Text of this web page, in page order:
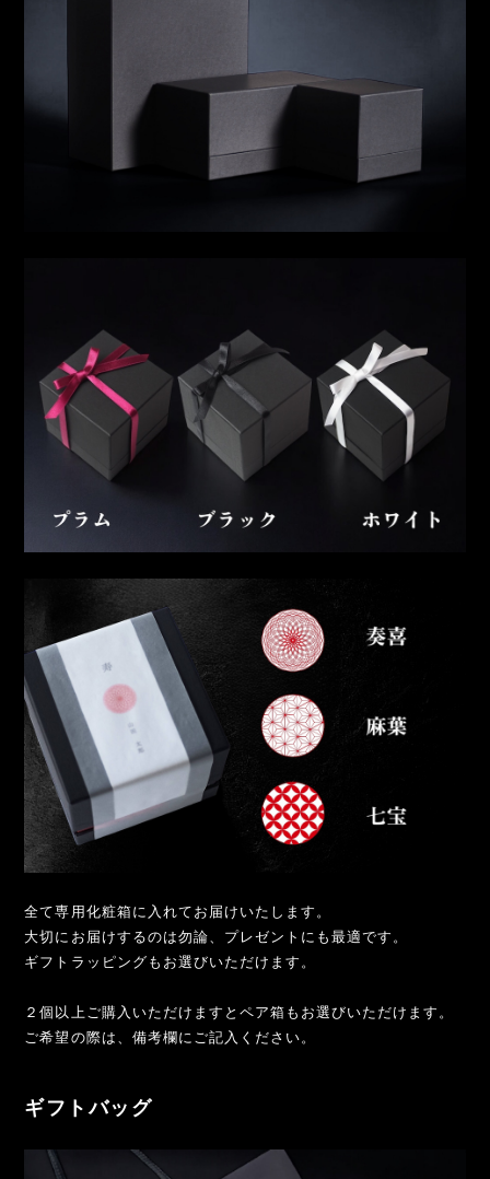
全て専用化粧箱に入れてお届けいたします。
大切にお届けするのは勿論、プレゼントにも最適です。
ギフトラッピングもお選びいただけます。
２個以上ご購入いただけますとペア箱もお選びいただけます。
ご希望の際は、備考欄にご記入ください。
ギフトバッグ